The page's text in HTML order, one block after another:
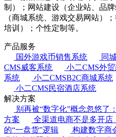
制）；网站建设（企业站、品
（商城系统、游戏交易网站）
培训）；个性定制等。
产品服务
国外游戏币销售系统
同
CMS威客系统
小二CMS外
系统
小二CMSB2C商城系统
小二CMS民宿酒店系统
解决方案
别再被“数字化”概念忽悠了
方案
全渠道电商不是多开
的“一盘货”逻辑
构建数字商